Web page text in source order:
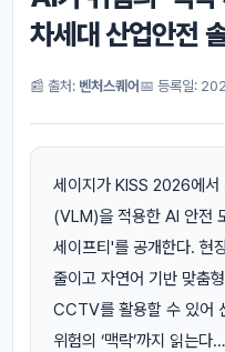
차세대 산업안전
📰 출처: 벤처스퀘어📅 등록일:
세이지가 KISS 2026에서
(VLM)을 적용한 AI 안전
세이프티'를 공개한다. 현
줄이고 자연어 기반 맞춤
CCTV를 활용할 수 있어
위험의 ‘맥락’까지 읽는